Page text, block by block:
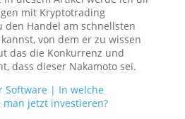
mit Kryptotrading
Handel am schnellsten
von dem er zu wissen
das die Konkurrenz und
dass dieser Nakamoto sei.
Software | In welche
jetzt investieren?